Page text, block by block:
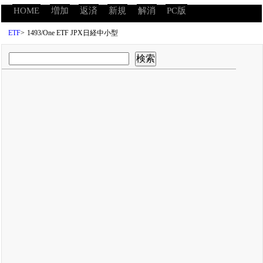
HOME 増加 返済 新規 解消 PC版
ETF> 1493/One ETF JPX日経中小型